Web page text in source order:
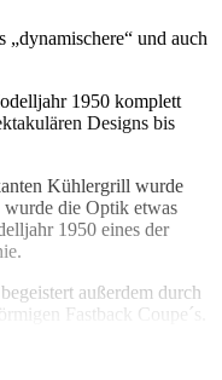
und auch
1950 komplett
Designs bis
Kühlergrill wurde
die Optik etwas
1950 eines der
außerdem durch
Fastback Coupe´s.
Der Name „Jet